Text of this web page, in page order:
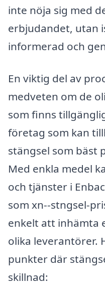
inte nöja sig med
erbjudandet, utan
informerad och
En viktig del av
medveten om de
som finns
företag som kan
stängsel som bäst
Med enkla medel
och tjänster i
som xn--stngsel-
enkelt att inhämta
olika leverantörer.
punkter där
skillnad: